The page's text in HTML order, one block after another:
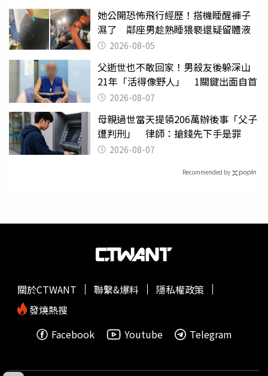
她公開恐怖飛行經歷！搭機睡醒褲子
濕了 鄰座男趁熟睡猥褻還疑留體液
2026-08-05
父逝世也不敢回家！男殺友後躲深山
21年「活得像野人」 1關鍵出面自首
2026-08-07
母親過世當天提領206萬辦後事「父子
遭判刑」 律師：搶錢先下手是罪
2026-08-07
Recommended by
關於CTWANT 聯繫&爆料
隱私權政策
發燒熱搜
Facebook
Youtube Telegram